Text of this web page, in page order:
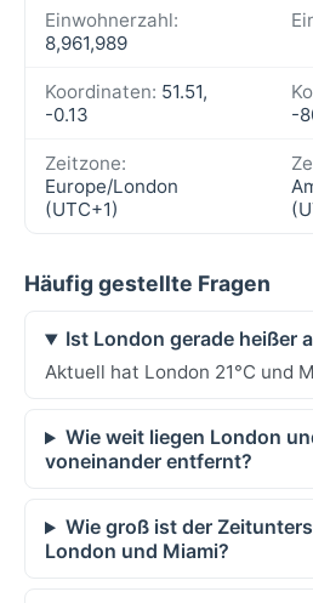
Einwohnerzahl:
8,961,989
Koordinaten: 51.51,
-0.13
-
Zeitzone:
Europe/London
(UTC+1)
Häufig gestellte Fragen
Ist London gerade heißer
Aktuell hat London 21°C und
Wie weit liegen London
voneinander entfernt?
Wie groß ist der
London und Miami?